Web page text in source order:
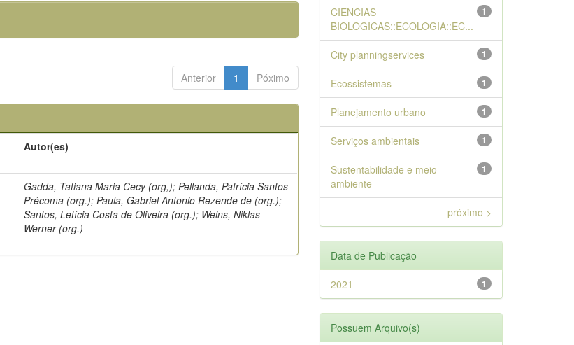
Anterior 1 Póximo
Autor(es)
Gadda, Tatiana Maria Cecy (org,); Pellanda, Patrícia Santos
Précoma (org.); Paula, Gabriel Antonio Rezende de (org.);
Santos, Letícia Costa de Oliveira (org.); Weins, Niklas
Werner (org.)
1
CIENCIAS
BIOLOGICAS::ECOLOGIA::EC...
1
City planningservices
1
Ecossistemas
1
Planejamento urbano
1
Serviços ambientais
1
Sustentabilidade e meio
ambiente
próximo >
Data de Publicação
1
2021
Possuem Arquivo(s)